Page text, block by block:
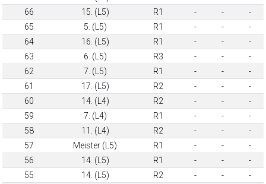
66
15. (L5) R1 - -
-
65
5. (L5) R1 - -
-
64
16. (L5) R1 - -
-
63
6. (L5) R3 - -
-
62
7. (L5) R1 - -
-
61
17. (L5) R2 - -
-
60
14. (L4) R2 - -
-
59
7. (L4) R1 - -
-
58
11. (L4) R2 - -
-
57
Meister (L5) R1 - -
-
56
14. (L5) R1 - -
-
55
14. (L5) R2 - -
-